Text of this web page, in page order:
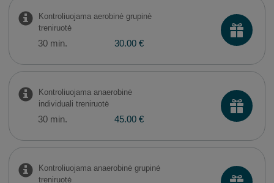
Kontroliuojama aerobinė grupinė
treniruotė
30 min. 30.00 €
Kontroliuojama anaerobinė
individuali treniruotė
30 min. 45.00 €
Kontroliuojama anaerobinė grupinė
treniruotė